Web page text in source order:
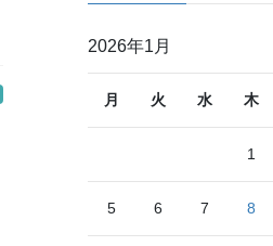
2026年1月
月 火 水 木
1
5 6 7 8